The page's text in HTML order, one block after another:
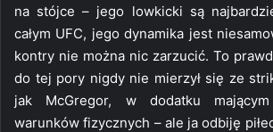
na stójce – jego lowkicki są
całym UFC, jego dynamika jest
kontry nie można nic zarzucić. To
do tej pory nigdy nie mierzył się ze
jak McGregor, w dodatku
warunków fizycznych – ale ja odbiję